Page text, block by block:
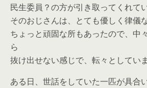
民生委員？の方が引き取ってくれて
そのおじさんは、とても優しく律儀
ちょっと頑固な所もあったので、中
ら
抜け出せない感じで、転々としていま
ある日、世話をしていた一匹が具合